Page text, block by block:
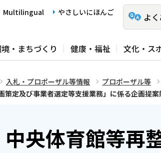
Multilingual やさしいにほんご よ
・まちづくり 健康・福祉 文化・ス
入札・プロポーザル等情報 プロポーザル等
策定及び事業者選定等支援業務」に係る企画提
中央体育館等再